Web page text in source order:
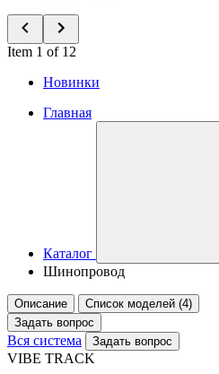
Item 1 of 12
Новинки
Главная
Каталог
Шинопровод
Описание
Список моделей (4)
Задать вопрос
Вся система Задать вопрос
VIBE TRACK